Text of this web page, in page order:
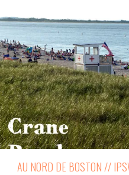
AU NORD DE BOSTON //